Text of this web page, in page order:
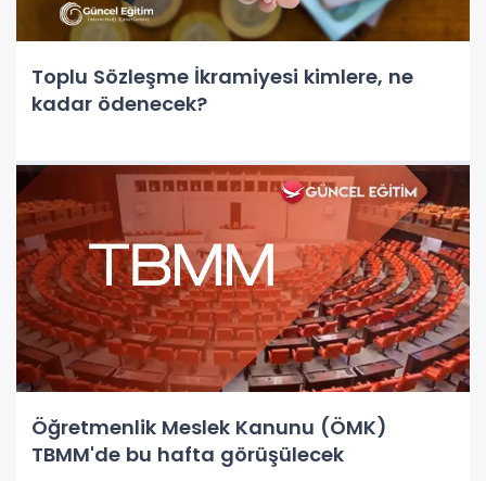
Toplu Sözleşme İkramiyesi kimlere, ne
kadar ödenecek?
Öğretmenlik Meslek Kanunu (ÖMK)
TBMM'de bu hafta görüşülecek